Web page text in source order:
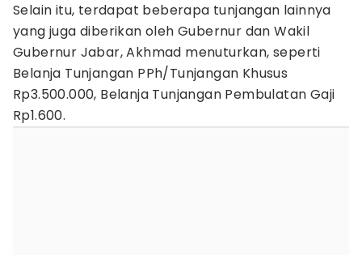
Selain itu, terdapat beberapa tunjangan lainnya
yang juga diberikan oleh Gubernur dan Wakil
Gubernur Jabar, Akhmad menuturkan, seperti
Belanja Tunjangan PPh/Tunjangan Khusus
Rp3.500.000, Belanja Tunjangan Pembulatan Gaji
Rp1.600.